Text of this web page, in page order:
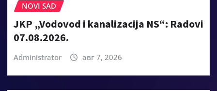
NOVI SAD
JKP „Vodovod i kanalizacija NS“: Radovi
07.08.2026.
Administrator авг 7, 2026